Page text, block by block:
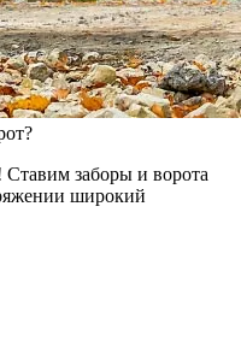
Ставим заборы и ворота
широкий